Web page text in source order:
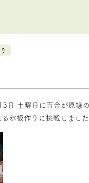
日 土曜日に百合が原緑
氷板作りに挑戦しました